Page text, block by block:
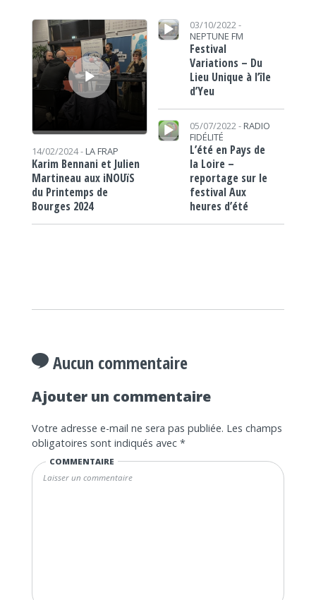
Lecteur audio
14/02/2024 - LA FRAP
Karim Bennani et Julien
Martineau aux iNOUïS
du Printemps de
Bourges 2024
Lecteur audio
03/10/2022 -
NEPTUNE FM
Festival
Variations – Du
Lieu Unique à l’île
d’Yeu
Lecteur audio
05/07/2022 - RADIO
FIDÉLITÉ
L’été en Pays de
la Loire –
reportage sur le
festival Aux
heures d’été
Aucun commentaire
Ajouter un commentaire
Votre adresse e-mail ne sera pas publiée. Les champs
obligatoires sont indiqués avec *
COMMENTAIRE